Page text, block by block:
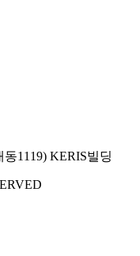
1119) KERIS빌딩